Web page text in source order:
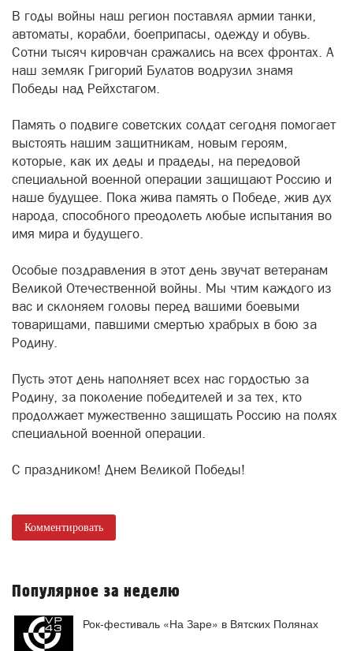
В годы войны наш регион поставлял армии танки,
автоматы, корабли, боеприпасы, одежду и обувь.
Сотни тысяч кировчан сражались на всех фронтах. А
наш земляк Григорий Булатов водрузил знамя
Победы над Рейхстагом.
Память о подвиге советских солдат сегодня помогает
выстоять нашим защитникам, новым героям,
которые, как их деды и прадеды, на передовой
специальной военной операции защищают Россию и
наше будущее. Пока жива память о Победе, жив дух
народа, способного преодолеть любые испытания во
имя мира и будущего.
Особые поздравления в этот день звучат ветеранам
Великой Отечественной войны. Мы чтим каждого из
вас и склоняем головы перед вашими боевыми
товарищами, павшими смертью храбрых в бою за
Родину.
Пусть этот день наполняет всех нас гордостью за
Родину, за поколение победителей и за тех, кто
продолжает мужественно защищать Россию на полях
специальной военной операции.
С праздником! Днем Великой Победы!
Комментировать
Популярное за неделю
Рок-фестиваль «На Заре» в Вятских Полянах